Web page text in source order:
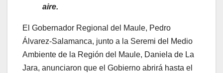
aire.
El Gobernador Regional del Maule, Pedro
Álvarez-Salamanca, junto a la Seremi del Medio
Ambiente de la Región del Maule, Daniela de La
Jara, anunciaron que el Gobierno abrirá hasta el